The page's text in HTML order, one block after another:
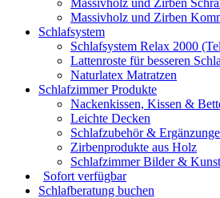
Massivholz und Zirben
Massivholz und Zirben
Schlafsystem
Schlafsystem Relax 2000
Lattenroste für besseren
Naturlatex Matratzen
Schlafzimmer Produkte
Nackenkissen, Kissen &
Leichte Decken
Schlafzubehör &
Zirbenprodukte aus Holz
Schlafzimmer Bilder & Kunst
Sofort verfügbar
Schlafberatung buchen